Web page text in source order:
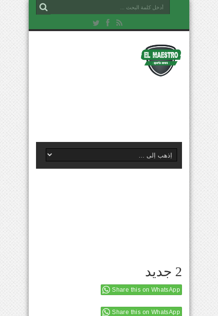
2 جديد
Share this on WhatsApp
Share this on WhatsApp